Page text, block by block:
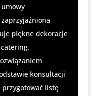
piękne dekoracje
konsultacji
listę